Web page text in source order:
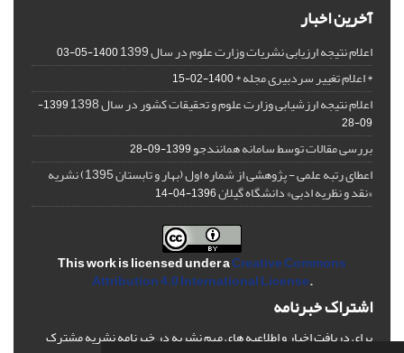
آخرین اخبار
اعلام نتیجه ارزیابی نشریات وزارت علوم در سال 1399 1400-05-03
* اعلام تغییر سردبیری مجله *1400-02-15
اعلام نتیجه ارزشیابی وزارت علوم و تحقیقات کشور در سال 1398
1399-
09-28
بررسی مقالات توسط سامانه همانندجو1399-09-28
اعطای رتبه علمی - پژوهشی از شماره اول (بهار و تابستان 1395) نشریه
«نقد و نظریه ادبی» دانشگاه گیلان1396-04-14
This work is licensed under aCreative Commons
Attribution 4.0 International License.
اشتراک خبرنامه
برای دریافت اخبار و اطلاعیه های مهم نشریه در خبرنامه نشریه مشترک